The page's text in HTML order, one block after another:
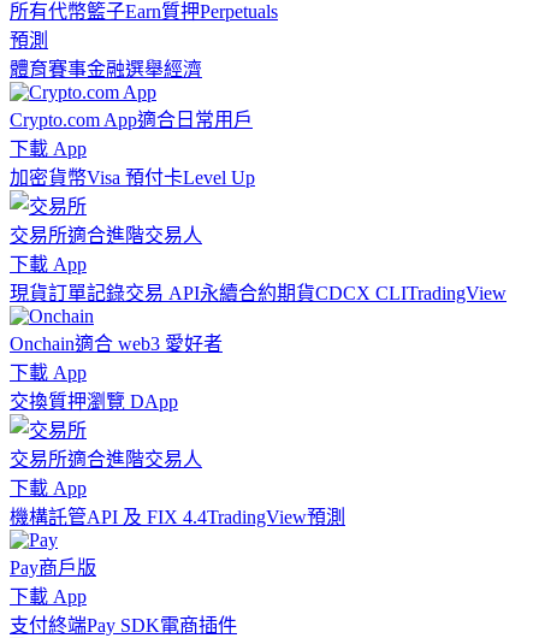
所有代幣籃子Earn質押Perpetuals
預測
體育賽事金融選舉經濟
Crypto.com App適合日常用戶
下載 App
加密貨幣Visa 預付卡Level Up
交易所適合進階交易人
下載 App
現貨訂單記錄交易 API永續合約期貨CDCX CLITradingView
Onchain適合 web3 愛好者
下載 App
交換質押瀏覽 DApp
交易所適合進階交易人
下載 App
機構託管API 及 FIX 4.4TradingView預測
Pay商戶版
下載 App
支付終端Pay SDK電商插件